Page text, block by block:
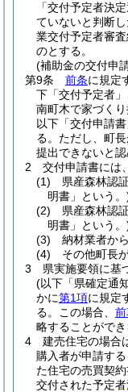
「交付予定者決
ていないと判断
業交付予定者審
のとする。
(補助金の交付申
第9条
前条に規定
下「交付予定者
南町木で家づく
以下「交付申請
る。 ただし、町
提出できないと認
2
交付申請書には
(1)
県産森林認
明書」という。
(2)
県産森林認
明書」という。
(3)
納材業者か
(4)
その他町長
3
県実施要領に基
(以下「県確定通
かに第1項に規定
る。
この場合、
略することができ
4
建売住宅の場合
購入者が申請す
た住宅の売買契
交付された予定